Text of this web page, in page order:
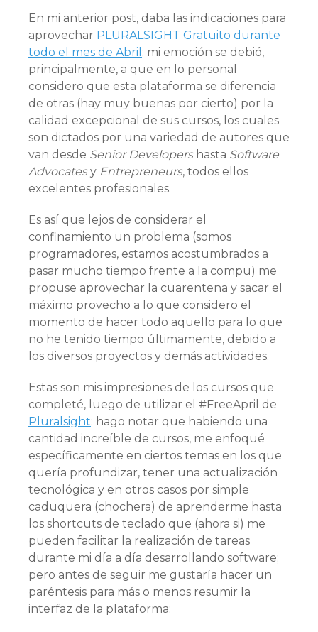
En mi anterior post, daba las indicaciones para
aprovechar PLURALSIGHT Gratuito durante
todo el mes de Abril ; mi emoción se debió,
principalmente, a que en lo personal
considero que esta plataforma se diferencia
de otras (hay muy buenas por cierto) por la
calidad excepcional de sus cursos, los cuales
son dictados por una variedad de autores que
van desde Senior Developershasta Software
Advocatesy Entrepreneurs, todos ellos
excelentes profesionales.
Es así que lejos de considerar el
confinamiento un problema (somos
programadores, estamos acostumbrados a
pasar mucho tiempo frente a la compu) me
propuse aprovechar la cuarentena y sacar el
máximo provecho a lo que considero el
momento de hacer todo aquello para lo que
no he tenido tiempo últimamente, debido a
los diversos proyectos y demás actividades.
Estas son mis impresiones de los cursos que
completé, luego de utilizar el #FreeApril de
Pluralsight: hago notar que habiendo una
cantidad increíble de cursos, me enfoqué
específicamente en ciertos temas en los que
quería profundizar, tener una actualización
tecnológica y en otros casos por simple
caduquera (chochera) de aprenderme hasta
los shortcuts de teclado que (ahora si) me
pueden facilitar la realización de tareas
durante mi día a día desarrollando software;
pero antes de seguir me gustaría hacer un
paréntesis para más o menos resumir la
interfaz de la plataforma: